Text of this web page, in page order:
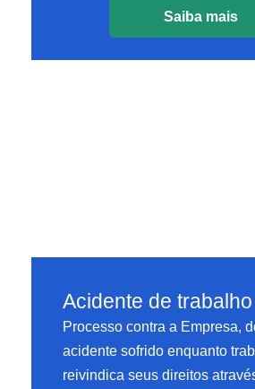
Saiba mais
Acidente de trabalho
Processo contra a Empresa,
acidente sofrido enquanto
reivindica seus direitos